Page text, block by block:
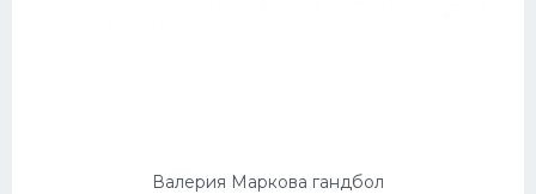
Валерия Маркова гандбол